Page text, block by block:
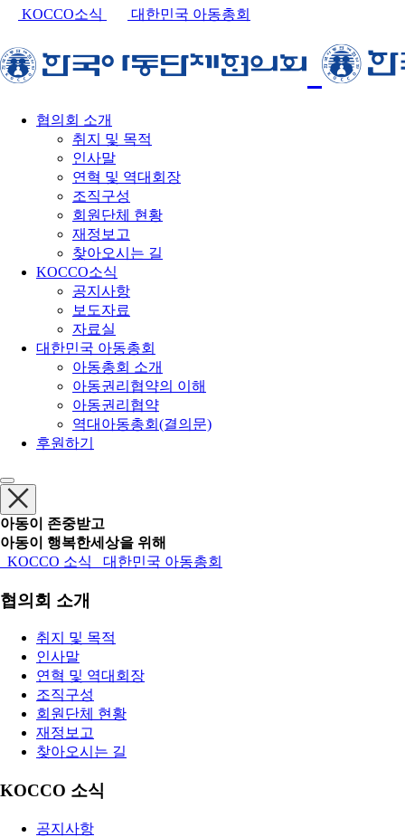
KOCCO소식 대한민국 아동총회
협의회 소개
취지 및 목적
인사말
연혁 및 역대회장
조직구성
회원단체 현황
재정보고
찾아오시는 길
KOCCO소식
공지사항
보도자료
자료실
대한민국 아동총회
아동총회 소개
아동권리협약의 이해
아동권리협약
역대아동총회(결의문)
후원하기
아동이 존중받고
아동이 행복한세상을 위해
KOCCO 소식
대한민국 아동총회
협의회 소개
취지 및 목적
인사말
연혁 및 역대회장
조직구성
회원단체 현황
재정보고
찾아오시는 길
KOCCO 소식
공지사항